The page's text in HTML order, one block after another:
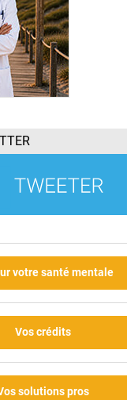
votre santé mentale
Vos crédits
solutions pros